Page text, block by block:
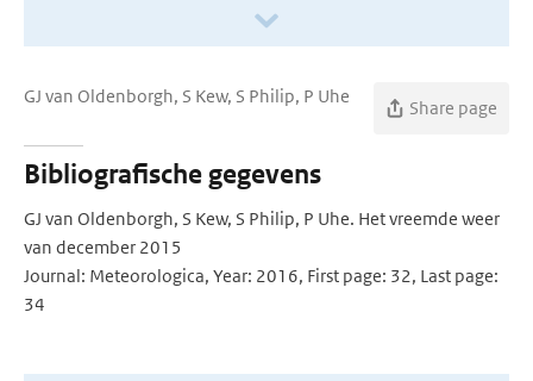
GJ van Oldenborgh, S Kew, S Philip, P Uhe
Share page
Bibliografische gegevens
GJ van Oldenborgh, S Kew, S Philip, P Uhe. Het vreemde weer
van december 2015
Journal: Meteorologica, Year: 2016, First page: 32, Last page:
34